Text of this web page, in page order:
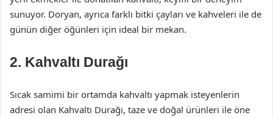
sunuyor. Doryan, ayrıca farklı bitki çayları ve kahveleri ile de
günün diğer öğünleri için ideal bir mekan.
2. Kahvaltı Durağı
Sıcak samimi bir ortamda kahvaltı yapmak isteyenlerin
adresi olan Kahvaltı Durağı, taze ve doğal ürünleri ile öne